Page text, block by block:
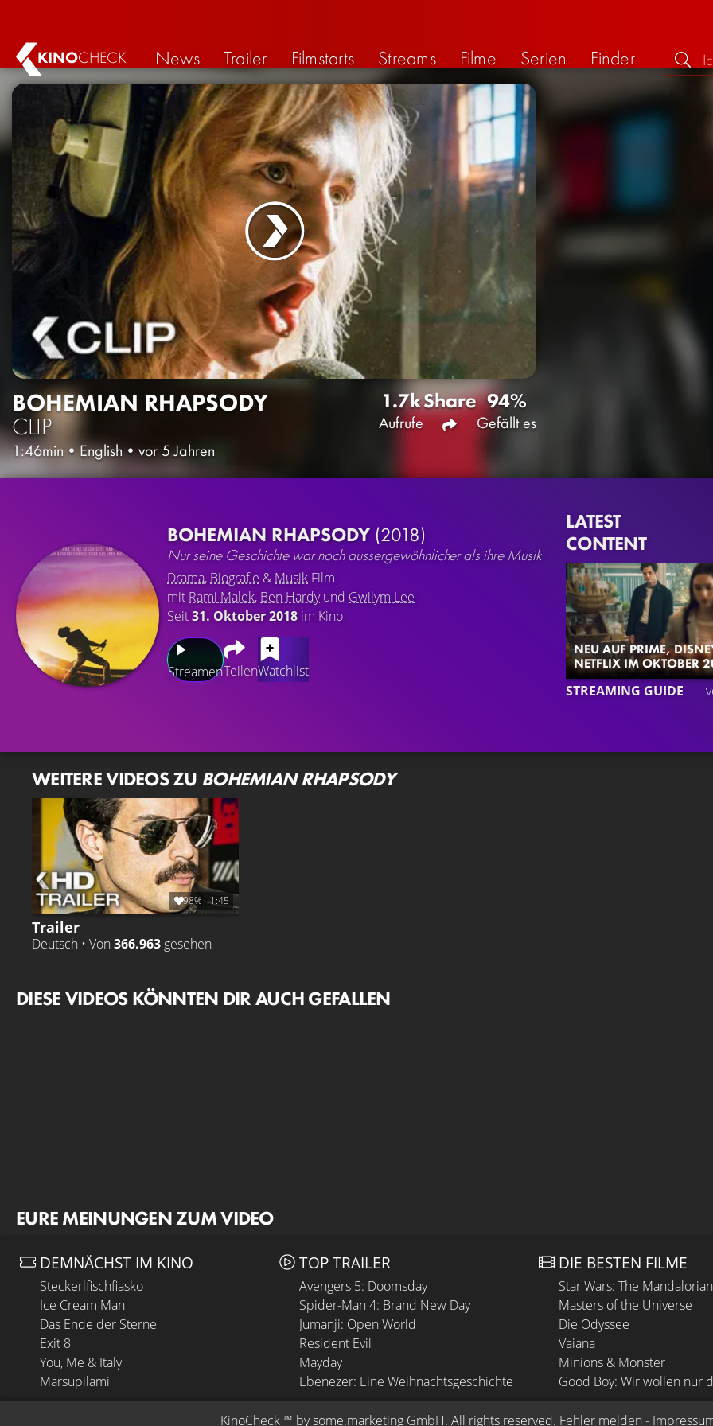
KINOCHECK News Trailer Filmstarts Streams Filme Serien Finder
BOHEMIAN RHAPSODY
CLIP
1:46min•English•vor 5 Jahren
1.7k
Aufrufe
Share 94%
Gefällt es
BOHEMIAN RHAPSODY (2018)
Nur seine Geschichte war noch aussergewöhnlicher als ihre Musik
Drama, Biografie & Musik Film
mit Rami Malek, Ben Hardyund Gwilym Lee
Seit31. Oktober 2018im Kino
StreamenTeilenWatchlist
LATEST
CONTENT
NEU AUF PRIME,
NETFLIX IM OKTOBER
STREAMING GUIDE
WEITERE VIDEOS ZU BOHEMIAN RHAPSODY
98% 1:45
Trailer
Deutsch • Von 366.963 gesehen
DIESE VIDEOS KÖNNTEN DIR AUCH GEFALLEN
EURE MEINUNGEN ZUM VIDEO
DEMNÄCHST IM KINO
Steckerlfischfiasko
Ice Cream Man
Das Ende der Sterne
Exit 8
You, Me & Italy
Marsupilami
TOP TRAILER
Avengers 5: Doomsday
Spider-Man 4: Brand New Day
Jumanji: Open World
Resident Evil
Mayday
Ebenezer: Eine Weihnachtsgeschichte
DIE BESTEN FILME
Star Wars: The
Masters of the Universe
Die Odyssee
Vaiana
Minions & Monster
Good Boy: Wir wollen nur
KinoCheck ™ by some.marketing GmbH. All rights reserved. Fehler melden -